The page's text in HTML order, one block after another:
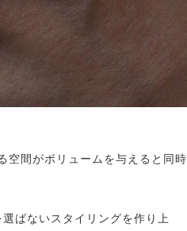
空間がボリュームを与えると同時
ばないスタイリングを作り上